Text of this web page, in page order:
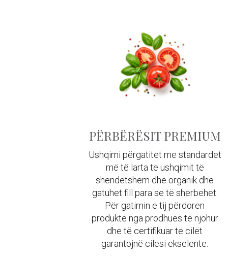
PËRBËRËSIT PREMIUM
Ushqimi përgatitet me standardet
më të larta të ushqimit të
shëndetshëm dhe organik dhe
gatuhet fill para se të shërbehet.
Për gatimin e tij përdoren
produkte nga prodhues të njohur
dhe të certifikuar të cilët
garantojnë cilësi ekselente.